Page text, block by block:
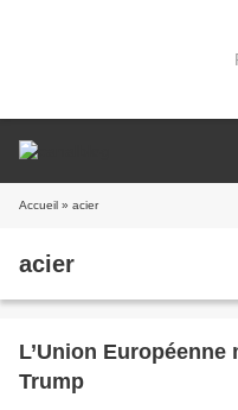
Accueil » acier
acier
L’Union
Trump